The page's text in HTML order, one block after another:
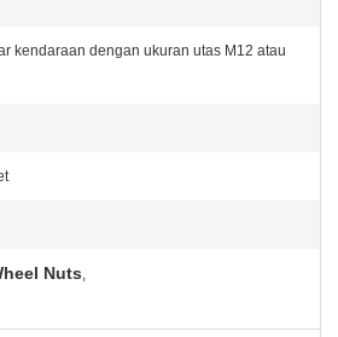
kendaraan dengan ukuran utas M12 atau
Nuts,